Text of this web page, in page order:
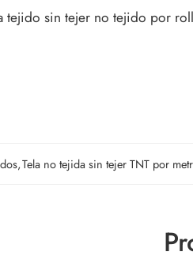
sin tejer no tejido por
,Tela no tejida sin tejer TNT por